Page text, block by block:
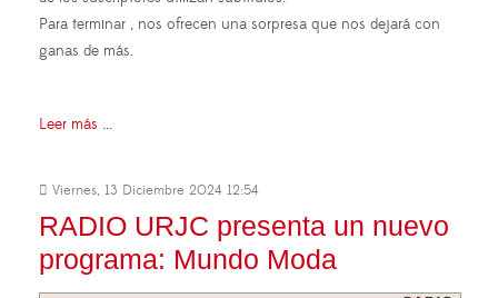
Para terminar , nos ofrecen una sorpresa que nos dejará con
ganas de más.
Leer más ...
Viernes, 13 Diciembre 2024 12:54
RADIO URJC presenta un nuevo
programa: Mundo Moda